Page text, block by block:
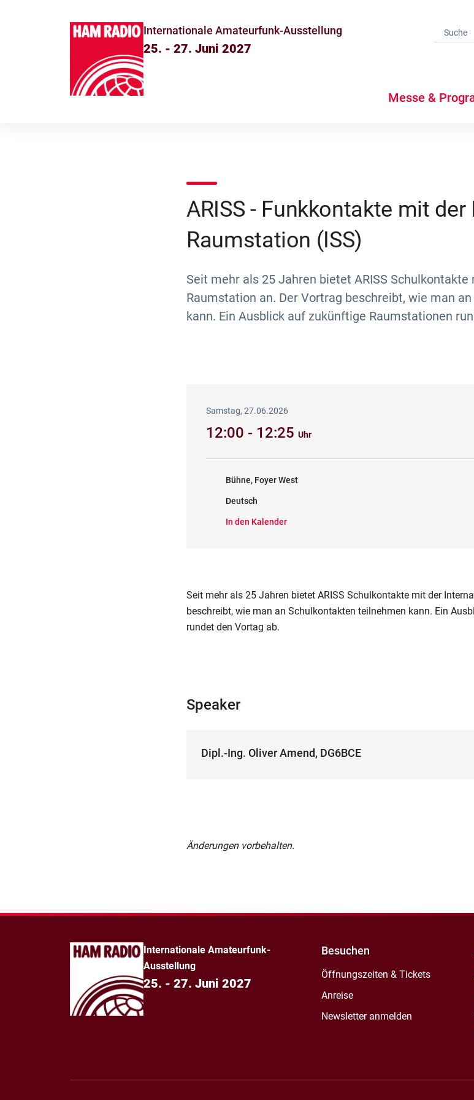
Internationale Amateurfunk-Ausstellung
25. - 27. Juni 2027
Messe &
ARISS - Funkkontakte mit
Raumstation (ISS)
Seit mehr als 25 Jahren bietet ARISS
Raumstation an. Der Vortrag beschreibt, wie man
kann. Ein Ausblick auf zukünftige Raumstationen
Samstag, 27.06.2026
12:00 - 12:25 Uhr
Bühne, Foyer West
Deutsch
In den Kalender
Seit mehr als 25 Jahren bietet ARISS Schulkontakte mit der
beschreibt, wie man an Schulkontakten teilnehmen kann. Ein
rundet den Vortag ab.
Speaker
Dipl.-Ing. Oliver Amend, DG6BCE
Änderungen vorbehalten.
Internationale Amateurfunk-
Ausstellung
25. - 27. Juni 2027
Besuchen
Öffnungszeiten & Tickets
Anreise
Newsletter anmelden